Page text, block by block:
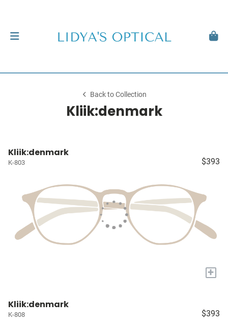
Back to Collection
Kliik:denmark
Kliik:denmark
K-803 $393
+
Kliik:denmark
K-808 $393